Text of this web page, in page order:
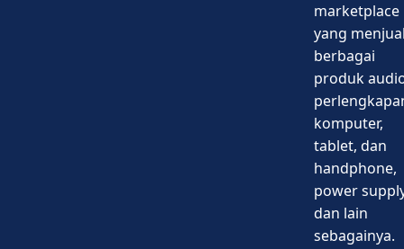
marketplace
yang
berbagai
produk
komputer,
tablet, dan
handphone,
power
dan lain
sebagainya.